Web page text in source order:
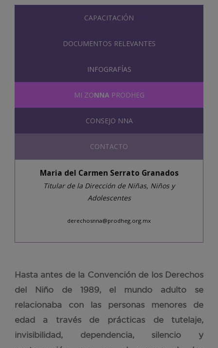
CAPACITACIÓN
DOCUMENTOS RELEVANTES
INFOGRAFÍAS
MI ZONNAPRODHEG
CONSEJO NNA
CONTACTO
Maria del Carmen Serrato Granados
Titular de la Dirección de Niñas, Niños y
Adolescentes
derechosnna@prodheg.org.mx
Hasta antes de la Convención de los Derechos
del Niño de 1989, el mundo adulto se
relacionaba con las personas menores de
edad a través de prácticas de tutelaje,
invisibilidad, dependencia, silencio y